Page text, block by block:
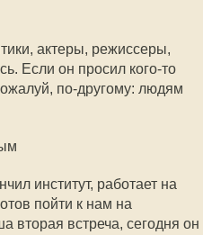
актеры, режиссеры,
Если он просил кого-то
по-другому: людям
институт, работает на
пойти к нам на
вторая встреча, сегодня он